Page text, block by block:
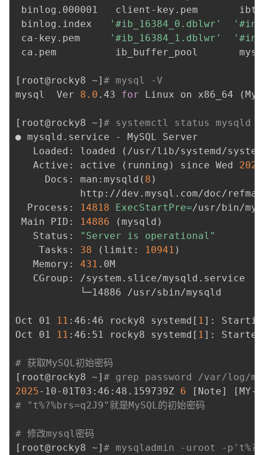
binlog.000001   client-key.pem
binlog.index
'#ib_16384_0.dblwr'
ca-key.pem
'#ib_16384_1.dblwr'
ca.pem          ib_buffer_pool
[ root@rocky8 ~] # mysql -V
mysql  Ver 8.0 .43 for Linux on x86_64 (
[ root@rocky8 ~] # systemctl status mysqld
● mysqld.service - MySQL Server
   Loaded: loaded
( /usr/lib/systemd/
   Active: active
( running ) since Wed 2025
     Docs: man:mysqld
( 8 )
http://dev.mysql.com/doc/
  Process:
14818 ExecStartPre=/usr/bin/
Main PID:
14886 ( mysqld )
   Status:
"Server is operational"
    Tasks:
38 ( limit: 10941 )
   Memory:
431 .0M
   CGroup: /system.slice/mysqld.service
           └─14886 /usr/sbin/mysqld
Oct 01 11 :46:46 rocky8 systemd [ 1] : Starting
Oct 01
11 :46:51 rocky8 systemd [ 1] : Started
# 获取MySQL初始密码
[ root@rocky8 ~] # grep password /var/log/
2025-10-01T03:46:48.159739Z 6 [ Note] [MY-
# "t%?%brs=q2J9"就是MySQL的初始密码
# 修改mysql密码
[ root@rocky8 ~] # mysqladmin -uroot -